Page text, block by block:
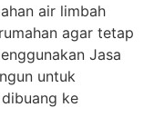
air limbah
agar tetap
Jasa
untuk
ke